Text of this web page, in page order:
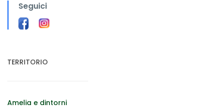
Seguici
TERRITORIO
Amelia e dintorni